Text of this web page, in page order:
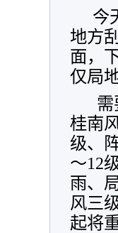
今
地方
面，
仅局
需
桂南
级、
～12
雨、
风三
起将